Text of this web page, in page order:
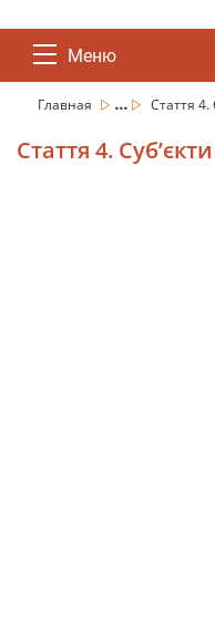
Меню
Главная ... Стаття 4.
Стаття 4.